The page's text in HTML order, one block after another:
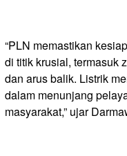
“PLN memastikan
di titik krusial, termasuk
dan arus balik. Listrik
dalam menunjang
masyarakat,” ujar